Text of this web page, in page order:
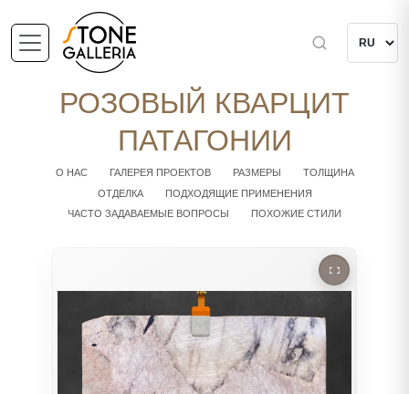
РОЗОВЫЙ КВАРЦИТ
ПАТАГОНИИ
О НАС ГАЛЕРЕЯ ПРОЕКТОВ РАЗМЕРЫ
ТОЛЩИНА
ОТДЕЛКА
ПОДХОДЯЩИЕ ПРИМЕНЕНИЯ
ЧАСТО ЗАДАВАЕМЫЕ ВОПРОСЫ
ПОХОЖИЕ СТИЛИ